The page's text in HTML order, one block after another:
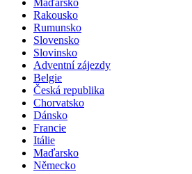
Maďarsko
Rakousko
Rumunsko
Slovensko
Slovinsko
Adventní zájezdy
Belgie
Česká republika
Chorvatsko
Dánsko
Francie
Itálie
Maďarsko
Německo